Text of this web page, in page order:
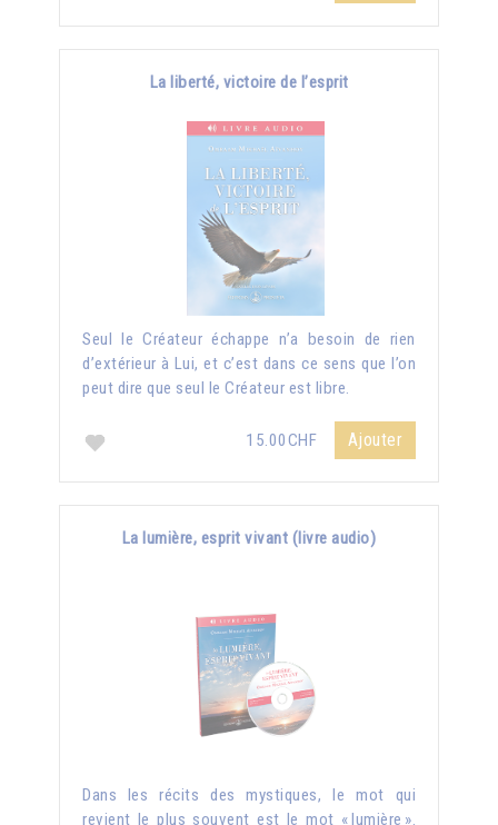
La liberté, victoire de l’esprit
Seul le Créateur échappe n’a besoin de rien
d’extérieur à Lui, et c’est dans ce sens que l’on
peut dire que seul le Créateur est libre.
15.00CHF Ajouter
La lumière, esprit vivant (livre audio)
Dans les récits des mystiques, le mot qui
revient le plus souvent est le mot « lumière ».